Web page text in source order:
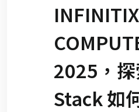
2025，
Stack 如